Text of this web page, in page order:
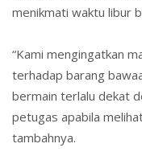
menikmati waktu libur
“Kami mengingatkan
terhadap barang
bermain terlalu dekat
petugas apabila
tambahnya.